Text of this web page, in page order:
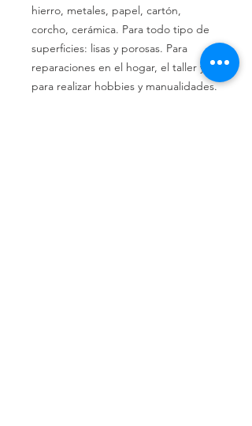
hierro, metales, papel, cartón,
corcho, cerámica. Para todo tipo de
superficies: lisas y porosas. Para
reparaciones en el hogar, el taller y
para realizar hobbies y manualidades.